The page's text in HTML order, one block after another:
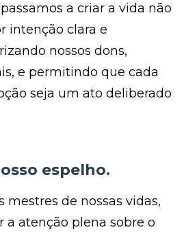
a criar a vida não
intenção clara e
nossos dons,
e permitindo que cada
seja um ato deliberado
espelho.
mestres de nossas vidas,
a atenção plena sobre o